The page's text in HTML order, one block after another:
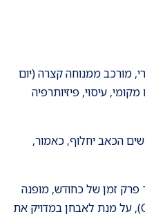
מורכב ממנוחה קצרה (יום
עיסוי, פיזיותרפיה
הכאב יחלוף, כאמור,
פרק זמן של כחודש, מופנה
לבדיקת הדמיה של עמוד השדרה (CT), על מנת לאבחן במדויק את